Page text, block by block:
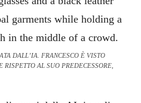
DALL’IA. FRANCESCO È VISTO
AL SUO PREDECESSORE,